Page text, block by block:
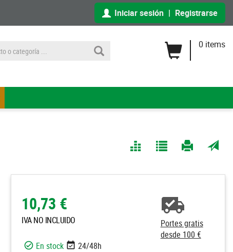
Iniciar sesión | Registrarse
0 items
10,73 €
IVA NO INCLUIDO
Portes gratis
desde 100 €
En stock
24/48h